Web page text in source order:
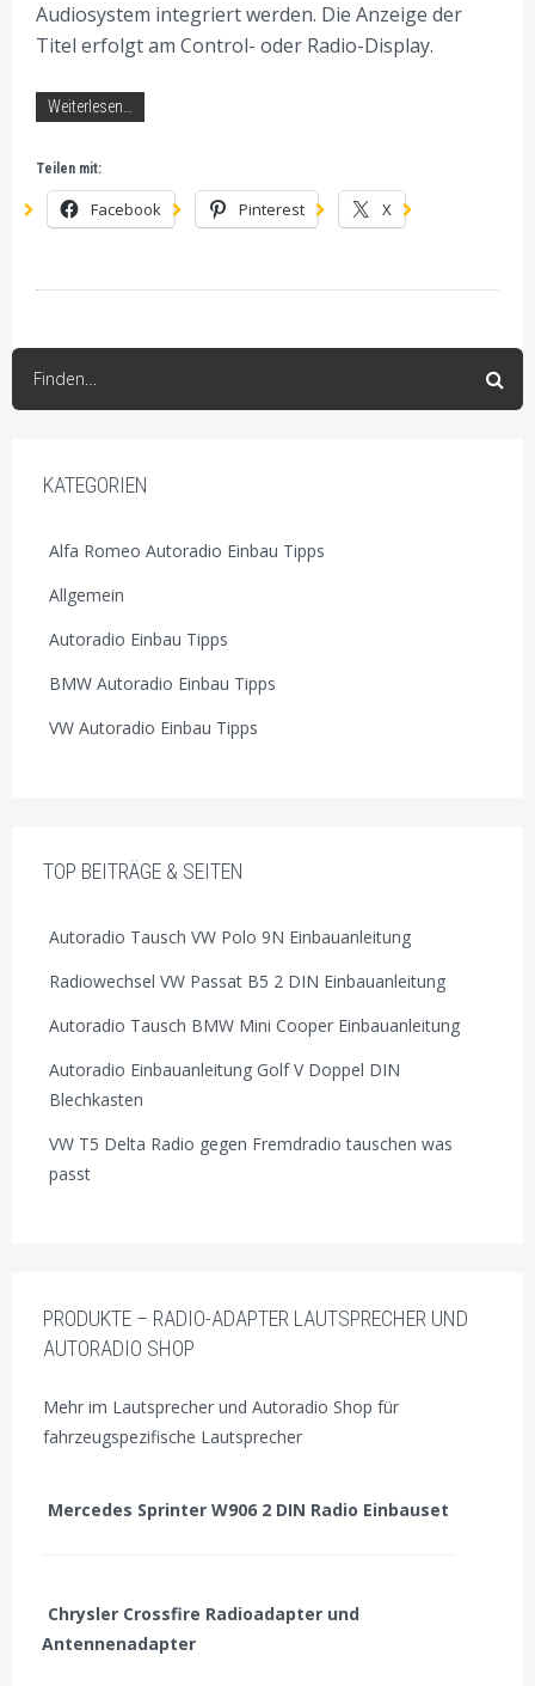
Audiosystem integriert werden. Die Anzeige der
Titel erfolgt am Control- oder Radio-Display.
Weiterlesen…
Teilen mit:
Facebook Pinterest X
Finden…
KATEGORIEN
Alfa Romeo Autoradio Einbau Tipps
Allgemein
Autoradio Einbau Tipps
BMW Autoradio Einbau Tipps
VW Autoradio Einbau Tipps
TOP BEITRÄGE & SEITEN
Autoradio Tausch VW Polo 9N Einbauanleitung
Radiowechsel VW Passat B5 2 DIN Einbauanleitung
Autoradio Tausch BMW Mini Cooper Einbauanleitung
Autoradio Einbauanleitung Golf V Doppel DIN
Blechkasten
VW T5 Delta Radio gegen Fremdradio tauschen was
passt
PRODUKTE – RADIO-ADAPTER LAUTSPRECHER UND
AUTORADIO SHOP
Mehr im Lautsprecher und Autoradio Shop für
fahrzeugspezifische Lautsprecher
Mercedes Sprinter W906 2 DIN Radio Einbauset
Chrysler Crossfire Radioadapter und
Antennenadapter